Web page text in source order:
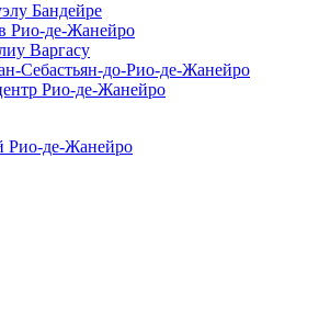
Бандейре
Рио-де-Жанейро
Варгасу
Себастьян-до-Рио-де-Жанейро
Рио-де-Жанейро
Рио-де-Жанейро